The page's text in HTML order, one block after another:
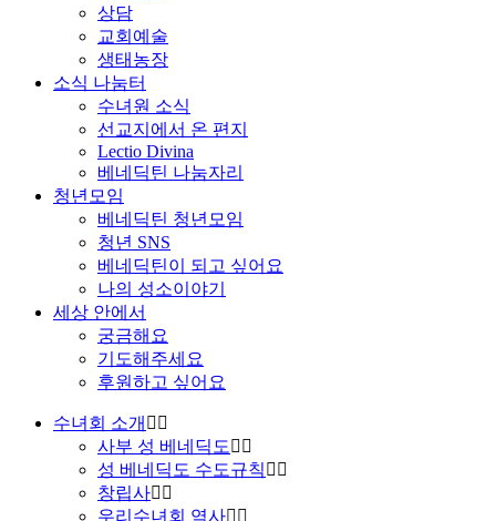
상담
교회예술
생태농장
소식 나눔터
수녀원 소식
선교지에서 온 편지
Lectio Divina
베네딕틴 나눔자리
청년모임
베네딕틴 청년모임
청년 SNS
베네딕틴이 되고 싶어요
나의 성소이야기
세상 안에서
궁금해요
기도해주세요
후원하고 싶어요
수녀회 소개
사부 성 베네딕도
성 베네딕도 수도규칙
창립사
우리수녀회 역사